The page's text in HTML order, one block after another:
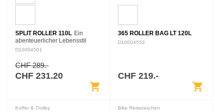
SPLIT ROLLER 110L Ein
abenteuerlicher Lebensstil
erfordert viel Ausrüstung. Wenn
bisschen von allem verlangt,
macht die Dakine Split…
D10004501
CHF 289.-
CHF 231.20
shopping_cart
365 ROLLER BAG LT 120L
D10004553
CHF 219.-
shopping_cart
Koffer & Trolley Bike Reisetaschen